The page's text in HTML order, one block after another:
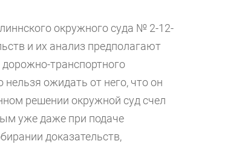
окружного суда № 2-12-
и их анализ предполагают
транспортного
ожидать от него, что он
решении окружной суд счел
уже даже при подаче
доказательств,